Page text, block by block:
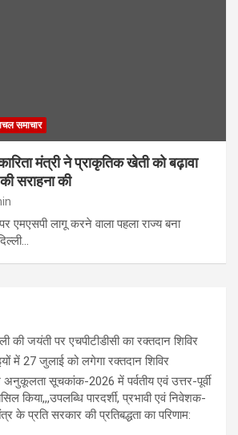
समाचार
मंत्री ने प्राकृतिक खेती को बढ़ावा
सराहना की
एमएसपी लागू करने वाला पहला राज्य बना
की जयंती पर एचपीटीडीसी का रक्तदान शिविर
में 27 जुलाई को लगेगा रक्तदान शिविर
सूचकांक-2026 में पर्वतीय एवं उत्तर-पूर्वी
किया,,,उपलब्धि पारदर्शी, प्रभावी एवं निवेशक-
के प्रति सरकार की प्रतिबद्धता का परिणाम: